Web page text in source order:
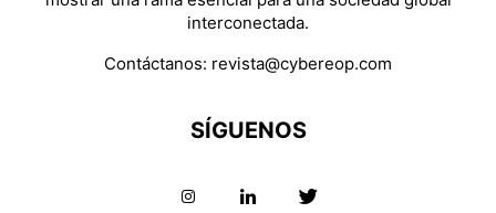
interconectada.
Contáctanos: revista@cybereop.com
SÍGUENOS